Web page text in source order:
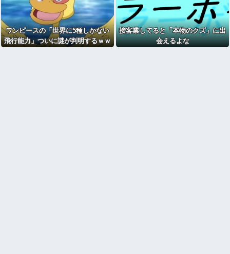
ワンピースの「世界に5種しかない
飛行能力」ついに謎が判明するｗｗ
接客業してると「本物のクズ」に出
会えるよな